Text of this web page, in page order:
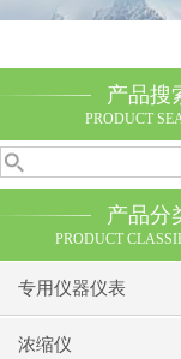
产品搜
PRODUCT
产品分
PRODUCT
专用仪器仪表
浓缩仪